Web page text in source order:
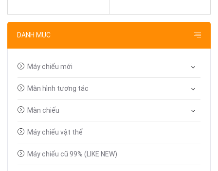
DANH MỤC
Máy chiếu mới
Màn hình tương tác
Màn chiếu
Máy chiếu vật thể
Máy chiếu cũ 99% (LIKE NEW)